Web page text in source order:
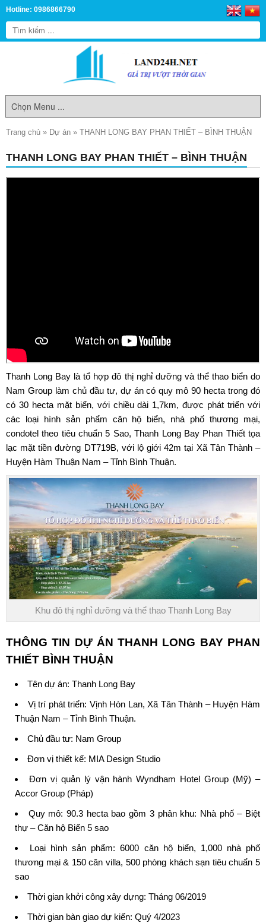
Hotline: 0986866790
Trang chủ » Dự án » THANH LONG BAY PHAN THIẾT – BÌNH THUẬN
THANH LONG BAY PHAN THIẾT – BÌNH THUẬN
Thanh Long Bay là tổ hợp đô thị nghỉ dưỡng và thể thao biển do
Nam Group làm chủ đầu tư, dự án có quy mô 90 hecta trong đó
có 30 hecta mặt biển, với chiều dài 1,7km, được phát triển với
các loại hình sản phẩm căn hộ biển, nhà phố thương mại,
condotel theo tiêu chuẩn 5 Sao,Thanh Long Bay Phan Thiếttọa
lạc mặt tiền đường DT719B, với lộ giới 42m tại Xã Tân Thành –
Huyện Hàm Thuận Nam – Tỉnh Bình Thuận.
Khu đô thị nghỉ dưỡng và thể thao Thanh Long Bay
THÔNG TIN DỰ ÁNTHANH LONG BAY PHAN
THIẾT BÌNH THUẬN
Tên dự án: Thanh Long Bay
Vị trí phát triển: Vịnh Hòn Lan, Xã Tân Thành – Huyện Hàm
Thuận Nam – Tỉnh Bình Thuận.
Chủ đầu tư: Nam Group
Đơn vị thiết kế: MIA Design Studio
Đơn vị quản lý vận hànhWyndham Hotel Group (Mỹ) –
Accor Group (Pháp)
Quy mô: 90.3 hecta bao gồm 3 phân khu: Nhà phố – Biệt
thự – Căn hộ Biển 5 sao
Loại hình sản phẩm: 6000 căn hộ biển, 1,000 nhà phố
thương mại & 150 căn villa, 500 phòng khách sạn tiêu chuẩn 5
sao
Thời gian khởi công xây dựng: Tháng 06/2019
Thời gian bàn giao dự kiến: Quý 4/2023